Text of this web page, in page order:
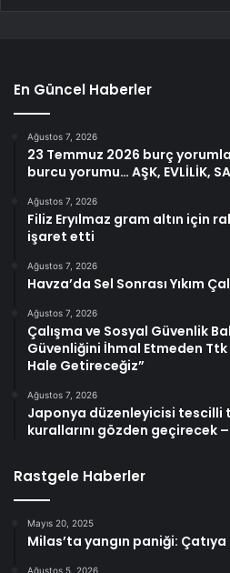
En Güncel Haberler
Ağustos 7, 2026
23 Temmuz 2026 burç
burcu yorumu… AŞK, EVLİLİK,
Ağustos 7, 2026
Filiz Eryılmaz gram altın için
işaret etti
Ağustos 7, 2026
Havza’da Sel Sonrası Yıkım
Ağustos 7, 2026
Çalışma ve Sosyal Güvenlik
Güvenliğini İhmal Etmeden Ttk
Hale Getireceğiz”
Ağustos 7, 2026
Japonya düzenleyicisi
kurallarını gözden geçirecek
Rastgele Haberler
Mayıs 20, 2025
Milas’ta yangın paniği:
Ağustos 5, 2026